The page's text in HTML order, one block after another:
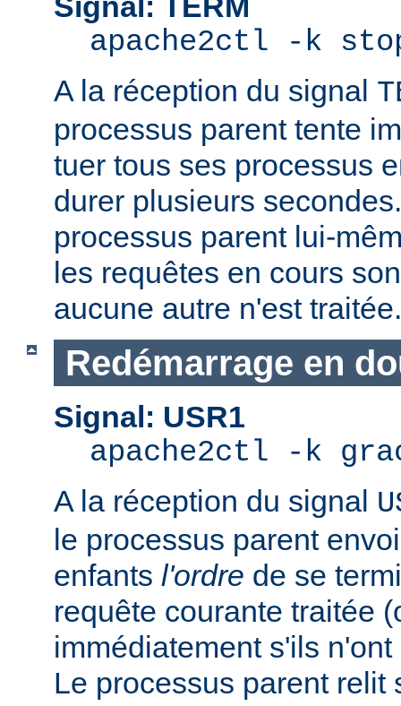
apache2ctl -k
A la réception du signal
processus parent tente
tuer tous ses processus
durer plusieurs
processus parent lui-
les requêtes en cours
aucune autre n'est traitée.
Redémarrage en
Signal: USR1
apache2ctl -k
A la réception du signal
le processus parent
enfants l'ordre de se
requête courante traitée
immédiatement s'ils
Le processus parent relit